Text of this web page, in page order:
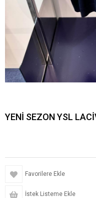
YENİ SEZON YSL
Favorilere Ekle
İstek Listeme Ekle